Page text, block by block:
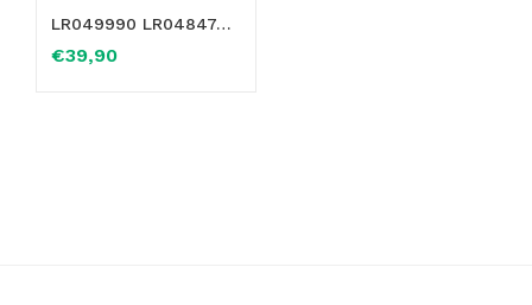
LR049990 LR048474 KIT RACCORDO PER TUBO FLESSIBILE LAND ROVER RISCALDAMENTO IN OTTONE
€39,90